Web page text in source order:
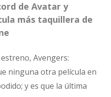
de Avatar y
más taquillera de
Avengers:
ninguna otra película en
y es que la última